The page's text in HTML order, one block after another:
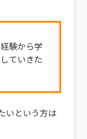
験から学
ていきた
いという方は